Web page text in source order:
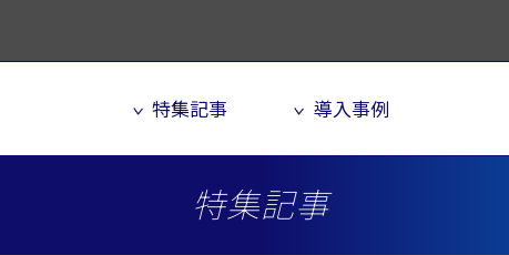
特集記事 導入事例
特集記事